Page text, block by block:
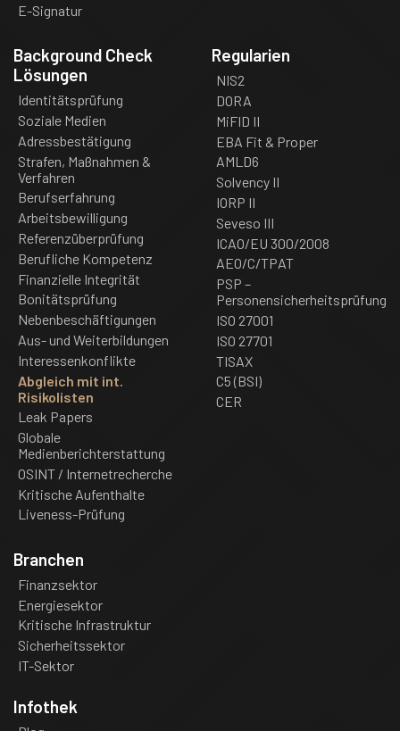
E-Signatur
Background Check
Lösungen
Identitätsprüfung
Soziale Medien
Adressbestätigung
Strafen, Maßnahmen &
Verfahren
Berufserfahrung
Arbeitsbewilligung
Referenzüberprüfung
Berufliche Kompetenz
Finanzielle Integrität
Bonitätsprüfung
Nebenbeschäftigungen
Aus- und Weiterbildungen
Interessenkonflikte
Abgleich mit int.
Risikolisten
Leak Papers
Globale
Medienberichterstattung
OSINT / Internetrecherche
Kritische Aufenthalte
Liveness-Prüfung
Regularien
NIS2
DORA
MiFID II
EBA Fit & Proper
AMLD6
Solvency II
IORP II
Seveso III
ICAO/EU 300/2008
AEO/C/TPAT
PSP –
Personensicherheitsprüfung
ISO 27001
ISO 27701
TISAX
C5 (BSI)
CER
Branchen
Finanzsektor
Energiesektor
Kritische Infrastruktur
Sicherheitssektor
IT-Sektor
Infothek